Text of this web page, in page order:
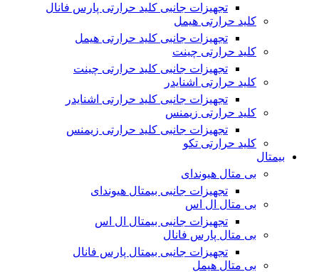
تجهیزات جانبی کلید حرارتی پارس فانال
کلید حرارتی هیمل
تجهیزات جانبی کلید حرارتی هیمل
کلید حرارتی چینت
تجهیزات جانبی کلید حرارتی چینت
کلید حرارتی اشنایدر
تجهیزات جانبی کلید حرارتی اشنایدر
کلید حرارتی زیمنس
تجهیزات جانبی کلید حرارتی زیمنس
کلید حرارتی تکو
بیمتال
بی متال هیوندای
تجهیزات جانبی بیمتال هیوندای
بی متال ال اس
تجهیزات جانبی بیمتال ال اس
بی متال پارس فانال
تجهیزات جانبی بیمتال پارس فانال
بی متال هیمل